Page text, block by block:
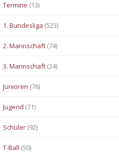
Termine (13)
1. Bundesliga (523)
2. Mannschaft (74)
3. Mannschaft (24)
Junioren (76)
Jugend (71)
Schüler (92)
T-Ball (50)